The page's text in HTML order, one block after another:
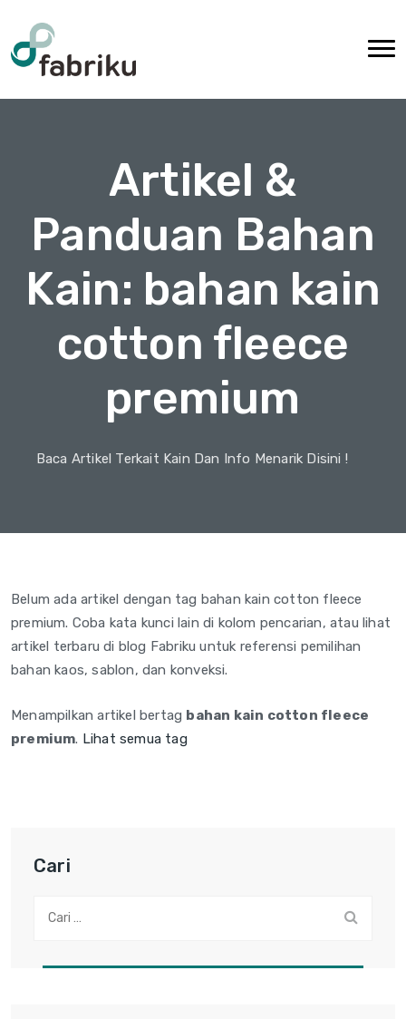
Artikel &
Panduan Bahan
Kain: bahan kain
cotton fleece
premium
Baca Artikel Terkait Kain Dan Info Menarik Disini !
Belum ada artikel dengan tag bahan kain cotton fleece
premium. Coba kata kunci lain di kolom pencarian, atau lihat
artikel terbaru di blog Fabriku untuk referensi pemilihan
bahan kaos, sablon, dan konveksi.
Menampilkan artikel bertag bahan kain cotton fleece
premium. Lihat semua tag
Cari